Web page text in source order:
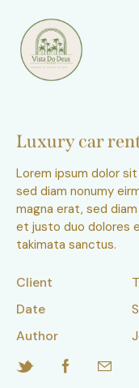
Luxury car
Lorem ipsum dolor
sed diam nonumy
magna erat, sed
et justo duo dolores
takimata sanctus.
Client
Date
Author